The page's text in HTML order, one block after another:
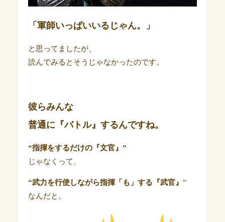
「軍師いっぱいいるじゃん。」
と思ってましたが、
読んでみるとそうじゃなかったのです。
彼らみんな
普通に『バトル』するんですね。
“指揮をするだけの『文官』”
じゃなくって、
“武力を行使しながら指揮「も」する『武官』 ”
なんだと。